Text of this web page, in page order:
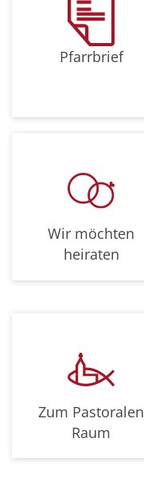
Pfarrbrief
Wir möchten
heiraten
Zum Pastoralen
Raum